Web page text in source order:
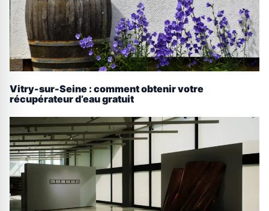
Vitry-sur-Seine : comment obtenir votre
récupérateur d’eau gratuit